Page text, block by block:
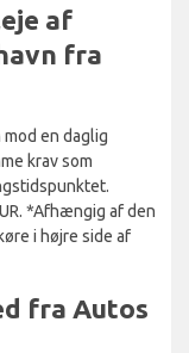
af
fra
en daglig
krav som
*Afhængig af den
i højre side af
fra Autos